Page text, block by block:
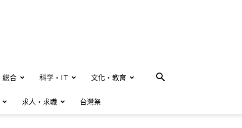
総合 科学・IT 文化・教育
求人・求職 台灣祭